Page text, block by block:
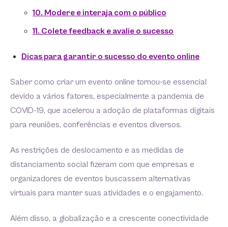
10. Modere e interaja com o público
11. Colete feedback e avalie o sucesso
Dicas para garantir o sucesso do evento online
Saber como criar um evento online tornou-se essencial
devido a vários fatores, especialmente a pandemia de
COVID-19, que acelerou a adoção de plataformas digitais
para reuniões, conferências e eventos diversos.
As restrições de deslocamento e as medidas de
distanciamento social fizeram com que empresas e
organizadores de eventos buscassem alternativas
virtuais para manter suas atividades e o engajamento.
Além disso, a globalização e a crescente conectividade